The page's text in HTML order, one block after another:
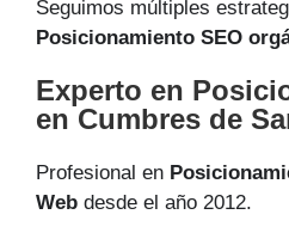
Seguimos múltiples
Posicionamiento SEO
Experto en
en Cumbres de
Profesional en
Web desde el año 2012.